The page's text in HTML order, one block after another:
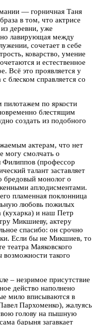
— горничная Таня
в том, что актрисе
деревни, уже
лавирующая между
сочетает в себе
коварство, умение
и естественное
Всё это проявляется у
блеском справляется со
пилотажем по яркости
блестящим
создать из подобного
актерам, что нет
могу смолчать о
Филиппов (профессор
талант заставляет
бредовый монолог о
аплодисментами.
пламенная поклонница
любовь пожилых
(кухарка) и наш Петр
Микшиеву, актеру
спасибо: он срочно
Если бы не Микшиев, то
театра Маяковского
такого
– незримое присутствие
действо наполнено
мило вписываются в
Пархоменко), жалуясь
голову на пышную
барыня загавкает